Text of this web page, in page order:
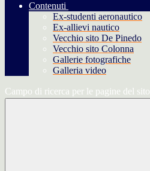
Contenuti
Ex-studenti aeronautico
Ex-allievi nautico
Vecchio sito De Pinedo
Vecchio sito Colonna
Gallerie fotografiche
Galleria video
Campo di ricerca per le pagine del sito